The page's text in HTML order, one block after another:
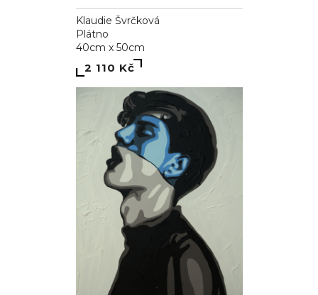
Klaudie Švrčková
Plátno
40cm x 50cm
2 110 Kč